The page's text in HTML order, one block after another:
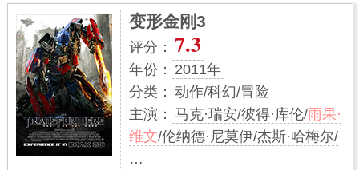
变形金刚3
评分： 7.3
年份： 2011年
分类： 动作/科幻/冒险
主演： 马克·瑞安/彼得·库伦/雨果·
维文/伦纳德·尼莫伊/杰斯·哈梅尔/
…